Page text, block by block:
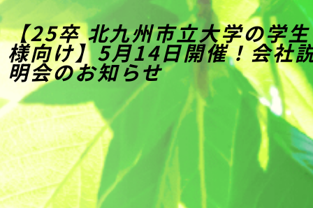
【25卒 北九州市立大学の学生
様向け】5月14日開催！会社
明会のお知らせ